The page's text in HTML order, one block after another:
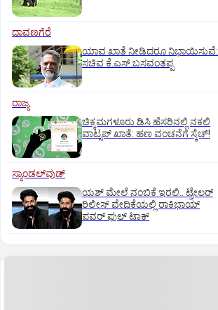
ದಾವಣಗೆರೆ
ಯಾವ ಖಾತೆ ನೀಡಿದರೂ ನಿಭಾಯಿಸುವೆ:
ಸಚಿವ ಕೆ.ಎಸ್.ಬಸವಂತಪ್ಪ
ರಾಜ್ಯ
ಚಿಕ್ಕಮಗಳೂರು ಡಿಸಿ ಹೆಸರಿನಲ್ಲಿ ನಕಲಿ
ವಾಟ್ಸಪ್ ಖಾತೆ: ಹಣ ವಂಚನೆಗೆ ಸ್ಕೆಚ್!
ಸ್ಯಾಂಡಲ್‌ವುಡ್‌
ಯಶ್‌ ಮೇಲೆ ನಂಬಿಕೆ ಇರಲಿ.. ಟ್ರೇಲರ್‌
ರಿಲೀಸ್‌ ವೇದಿಕೆಯಲ್ಲಿ ರಾಕಿಭಾಯ್‌
ಪವರ್‌ ಫುಲ್‌ ಟಾಕ್